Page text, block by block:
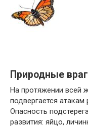
Природные
На протяжении всей
подвергается
Опасность
развития: яйцо,